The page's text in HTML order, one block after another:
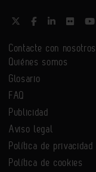
Contacte con nosotros
Quiénes somos
Glosario
FAQ
Publicidad
Aviso legal
Política de privacidad
Política de cookies